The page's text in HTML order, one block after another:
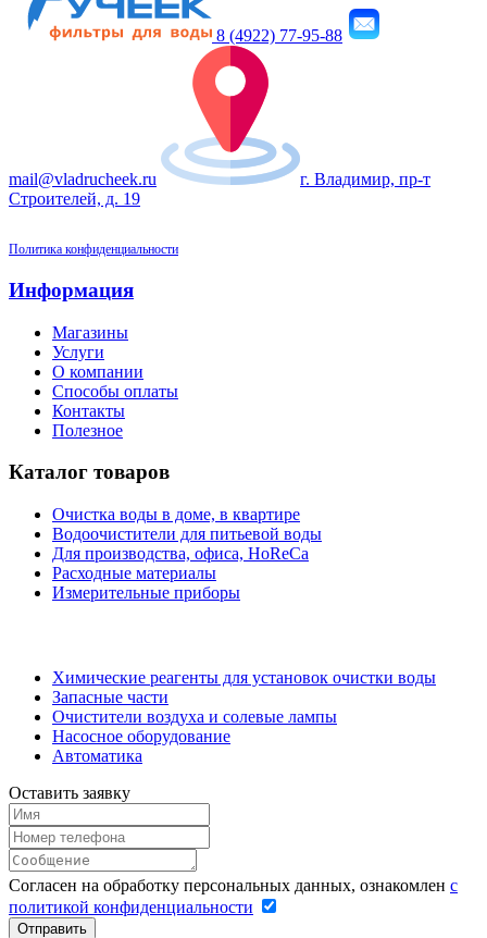
8 (4922) 77-95-88
mail@vladrucheek.ru
г. Владимир, пр-т
Строителей, д. 19
Политика конфиденциальности
Информация
Магазины
Услуги
О компании
Способы оплаты
Контакты
Полезное
Каталог товаров
Очистка воды в доме, в квартире
Водоочистители для питьевой воды
Для производства, офиса, HoReCa
Расходные материалы
Измерительные приборы
Химические реагенты для установок очистки воды
Запасные части
Очистители воздуха и солевые лампы
Насосное оборудование
Автоматика
Оставить заявку
Согласен на обработку персональных данных, ознакомлен с
политикой конфиденциальности
Отправить